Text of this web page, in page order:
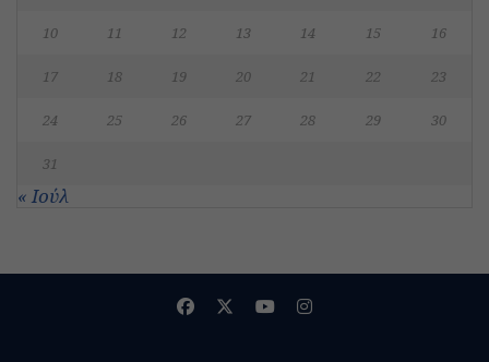
10 11 12 13 14 15 16
17 18 19 20 21 22 23
24 25 26 27 28 29 30
31
« Ιούλ